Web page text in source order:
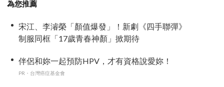
為您推薦
宋江、李濬榮「顏值爆發」！新劇《四手聯彈》
制服同框「17歲青春神顏」掀期待
伴侶和妳一起預防HPV，才有資格說愛妳！
PR・台灣癌症基金會